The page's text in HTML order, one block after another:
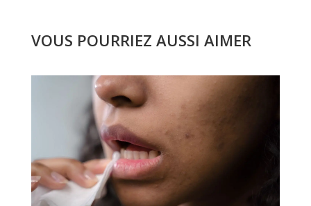
VOUS POURRIEZ AUSSI AIMER